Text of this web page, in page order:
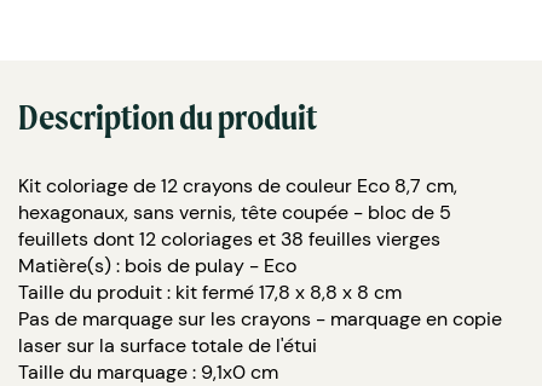
Description du produit
Kit coloriage de 12 crayons de couleur Eco 8,7 cm,
hexagonaux, sans vernis, tête coupée - bloc de 5
feuillets dont 12 coloriages et 38 feuilles vierges
Matière(s) : bois de pulay - Eco
Taille du produit : kit fermé 17,8 x 8,8 x 8 cm
Pas de marquage sur les crayons - marquage en copie
laser sur la surface totale de l'étui
Taille du marquage : 9,1x0 cm